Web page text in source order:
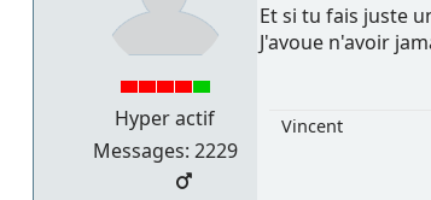
Hyper actif
Messages: 2229
Et si tu fais juste
J'avoue n'avoir
Vincent